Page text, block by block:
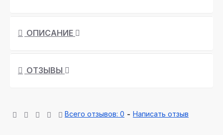
ОПИСАНИЕ
ОТЗЫВЫ
Всего отзывов: 0 - Написать отзыв